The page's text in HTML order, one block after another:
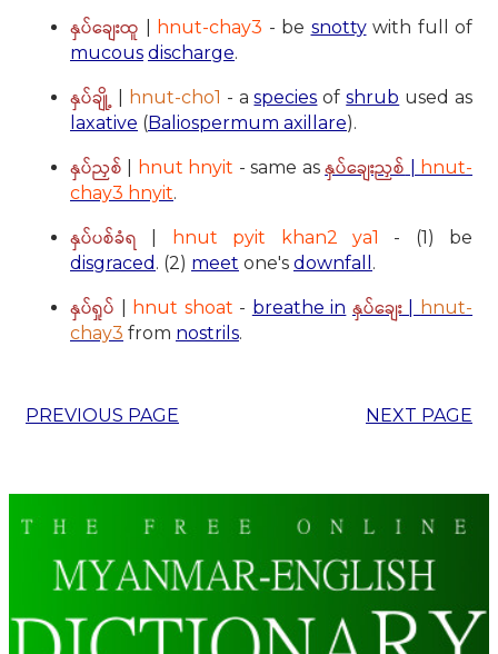
နှပ်ချေးထူ hnut-chay3 - be snottywith full of
mucous discharge.
နှပ်ချို့ hnut-cho1 - aspecies ofshrub used as
laxative (Baliospermum axillare).
နှပ်ညှစ် hnut hnyit - same asနှပ်ချေးညှစ်
hnut-
chay3 hnyit.
နှပ်ပစ်ခံရ hnut pyit khan2 ya1 - (1) be
disgraced . (2) meet one's downfall .
နှပ်ရှုပ် hnut shoat - breathe in နှပ်ချေး|
hnut-
chay3 from nostrils.
PREVIOUS PAGE NEXT PAGE